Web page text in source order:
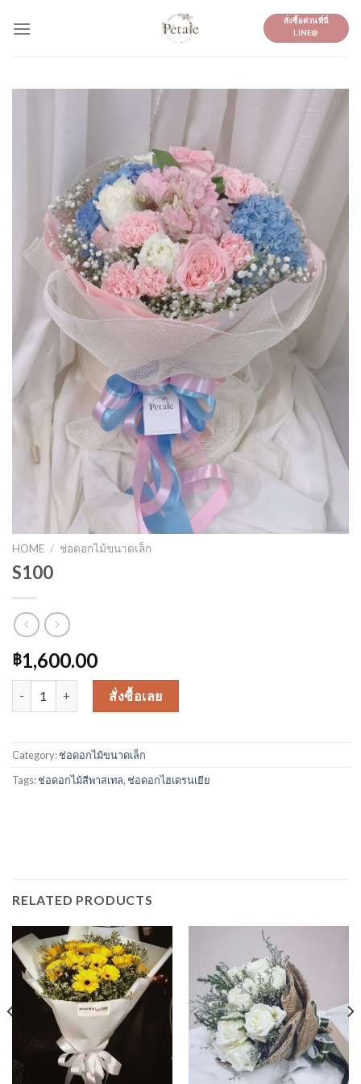
สั่งซื้อด่วนที่นี่
LINE@
HOME / ช่อดอกไม้ขนาดเล็ก
S100
฿1,600.00
S100 quantity สั่งซื้อเลย
Category:ช่อดอกไม้ขนาดเล็ก
Tags:ช่อดอกไม้สีพาสเทล,ช่อดอกไฮเดรนเยีย
RELATED PRODUCTS